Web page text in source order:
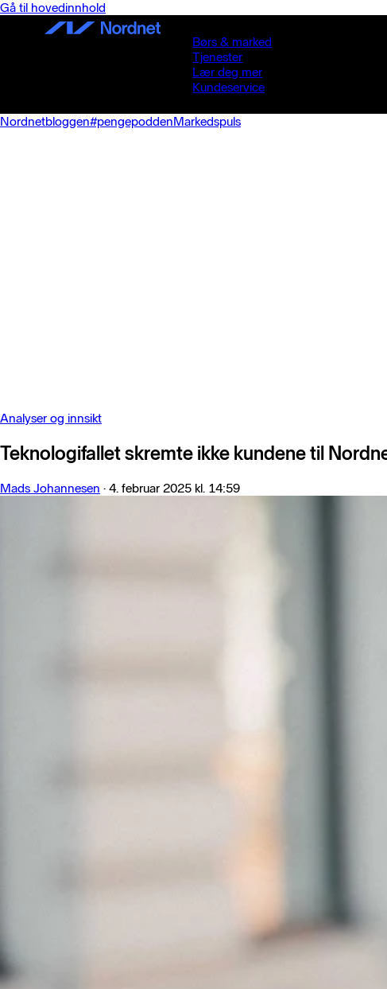
Gå til hovedinnhold
Børs & marked
Tjenester
Lær deg mer
Kundeservice
Nordnetbloggen#pengepoddenMarkedspuls
Analyser og innsikt
Teknologifallet skremte ikke kundene til
Mads Johannesen · 4. februar 2025 kl. 14:59